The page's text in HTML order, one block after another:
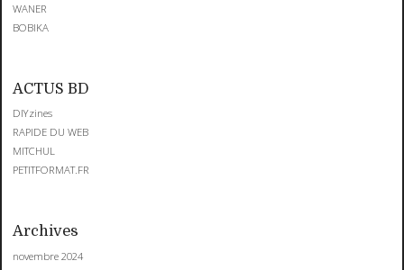
WANER
BOBIKA
ACTUS BD
DIYzines
RAPIDE DU WEB
MITCHUL
PETITFORMAT.FR
Archives
novembre 2024